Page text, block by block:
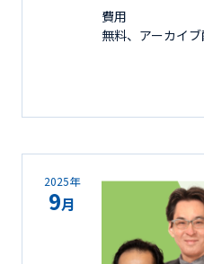
費用
無料、アーカイ
2025年
9月